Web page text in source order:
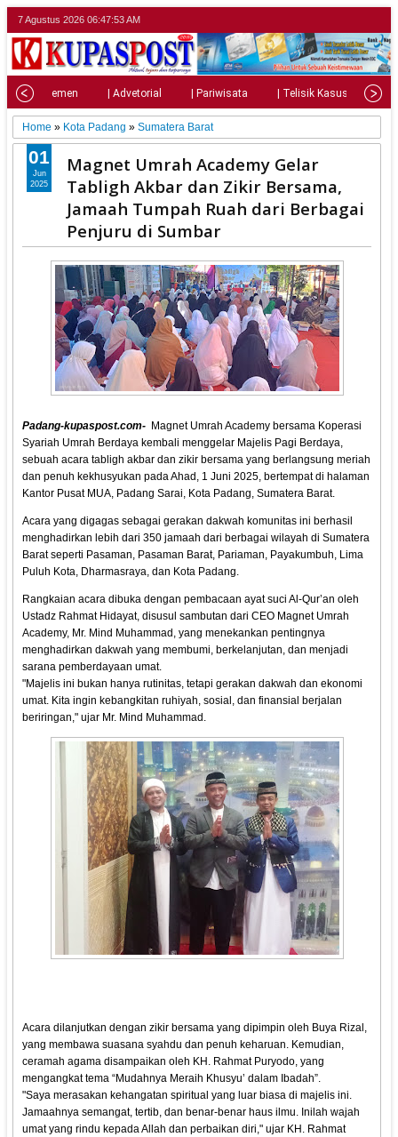
7 Agustus 2026 06:47:54 AM
| Parlemen | Advetorial | Pariwisata | Telisik Kasus |
Home » Kota Padang »Sumatera Barat
Magnet Umrah Academy Gelar
Tabligh Akbar dan Zikir Bersama,
Jamaah Tumpah Ruah dari Berbagai
Penjuru di Sumbar
Padang-kupaspost.com- Magnet Umrah Academy bersama Koperasi
Syariah Umrah Berdaya kembali menggelar Majelis Pagi Berdaya,
sebuah acara tabligh akbar dan zikir bersama yang berlangsung meriah
dan penuh kekhusyukan pada Ahad, 1 Juni 2025, bertempat di halaman
Kantor Pusat MUA, Padang Sarai, Kota Padang, Sumatera Barat.
Acara yang digagas sebagai gerakan dakwah komunitas ini berhasil
menghadirkan lebih dari 350 jamaah dari berbagai wilayah di Sumatera
Barat seperti Pasaman, Pasaman Barat, Pariaman, Payakumbuh, Lima
Puluh Kota, Dharmasraya, dan Kota Padang.
Rangkaian acara dibuka dengan pembacaan ayat suci Al-Qur’an oleh
Ustadz Rahmat Hidayat, disusul sambutan dari CEO Magnet Umrah
Academy, Mr. Mind Muhammad, yang menekankan pentingnya
menghadirkan dakwah yang membumi, berkelanjutan, dan menjadi
sarana pemberdayaan umat.
"Majelis ini bukan hanya rutinitas, tetapi gerakan dakwah dan ekonomi
umat. Kita ingin kebangkitan ruhiyah, sosial, dan finansial berjalan
beriringan," ujar Mr. Mind Muhammad.
Acara dilanjutkan dengan zikir bersama yang dipimpin oleh Buya Rizal,
yang membawa suasana syahdu dan penuh keharuan. Kemudian,
ceramah agama disampaikan oleh KH. Rahmat Puryodo, yang
mengangkat tema “Mudahnya Meraih Khusyu’ dalam Ibadah”.
"Saya merasakan kehangatan spiritual yang luar biasa di majelis ini.
Jamaahnya semangat, tertib, dan benar-benar haus ilmu. Inilah wajah
umat yang rindu kepada Allah dan perbaikan diri," ujar KH. Rahmat
01
Jun
2025